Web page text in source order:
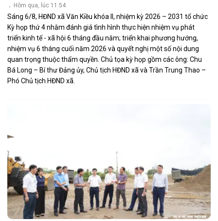
Hôm qua, lúc 11:54
Sáng 6/8, HĐND xã Văn Kiều khóa II, nhiệm kỳ 2026 – 2031 tổ chức
Kỳ họp thứ 4 nhằm đánh giá tình hình thực hiện nhiệm vụ phát
triển kinh tế - xã hội 6 tháng đầu năm; triển khai phương hướng,
nhiệm vụ 6 tháng cuối năm 2026 và quyết nghị một số nội dung
quan trọng thuộc thẩm quyền. Chủ tọa kỳ họp gồm các ông: Chu
Bá Long – Bí thư Đảng ủy, Chủ tịch HĐND xã và Trần Trung Thao –
Phó Chủ tịch HĐND xã.